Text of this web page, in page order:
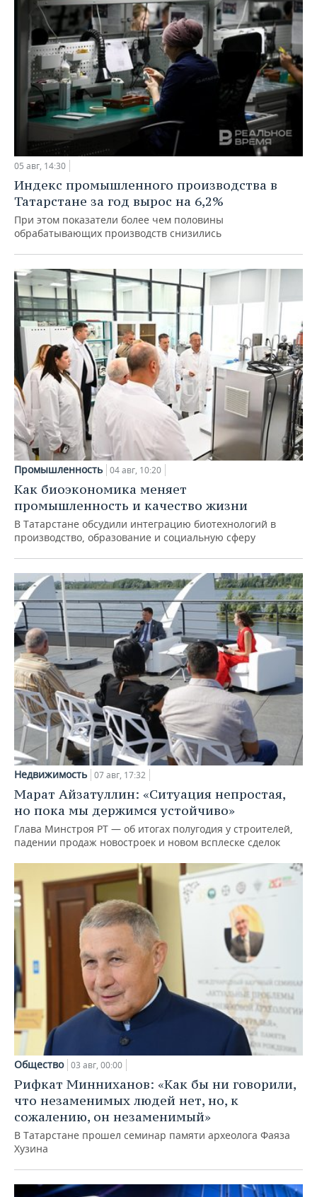
05 авг, 14:30
Индекс промышленного производства в
Татарстане за год вырос на 6,2%
При этом показатели более чем половины
обрабатывающих производств снизились
Промышленность 04 авг, 10:20
Как биоэкономика меняет
промышленность и качество жизни
В Татарстане обсудили интеграцию биотехнологий в
производство, образование и социальную сферу
Недвижимость 07 авг, 17:32
Марат Айзатуллин: «Ситуация непростая,
но пока мы держимся устойчиво»
Глава Минстроя РТ — об итогах полугодия у строителей,
падении продаж новостроек и новом всплеске сделок
Общество 03 авг, 00:00
Рифкат Минниханов: «Как бы ни говорили,
что незаменимых людей нет, но, к
сожалению, он незаменимый»
В Татарстане прошел семинар памяти археолога Фаяза
Хузина